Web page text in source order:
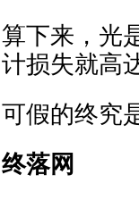
算下来，光
计损失就高
可假的终究
终落网